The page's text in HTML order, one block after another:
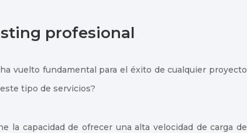
profesional
vuelto fundamental para el éxito de cualquier proyecto
tipo de servicios?
la capacidad de ofrecer una alta velocidad de carga de